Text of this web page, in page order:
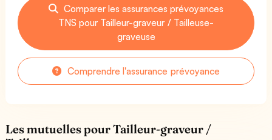
Comparer les assurances prévoyances
TNS pour Tailleur-graveur / Tailleuse-
graveuse
Comprendre l'assurance prévoyance
Les mutuelles pour Tailleur-graveur /